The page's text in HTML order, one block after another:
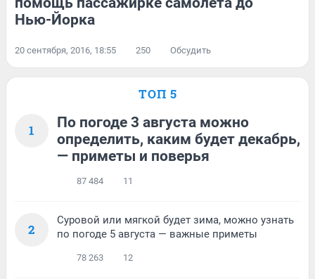
Нью-Йорка
20 сентября, 2016, 18:55 250 Обсудить
ТОП 5
1
По погоде 3 августа можно
определить, каким будет декабрь,
— приметы и поверья
87 484 11
2
Суровой или мягкой будет зима, можно узнать
по погоде 5 августа — важные приметы
78 263 12